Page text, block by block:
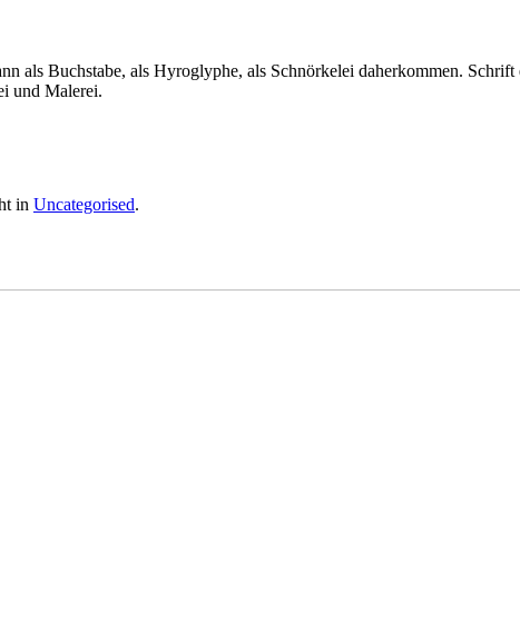
als Buchstabe, als Hyroglyphe, als Schnörkelei daherkommen.
und Malerei.
in Uncategorised.